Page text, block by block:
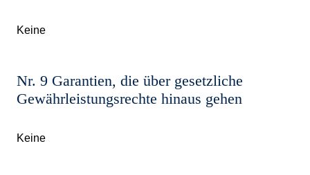
Keine
Nr. 9 Garantien, die über gesetzliche
Gewährleistungsrechte hinaus gehen
Keine